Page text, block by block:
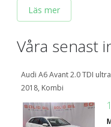
Län (alla)
Välkomna in till oss../WE
Läs mer
Våra senast
Audi A6 Avant 2.0 TDI
2018, Kombi